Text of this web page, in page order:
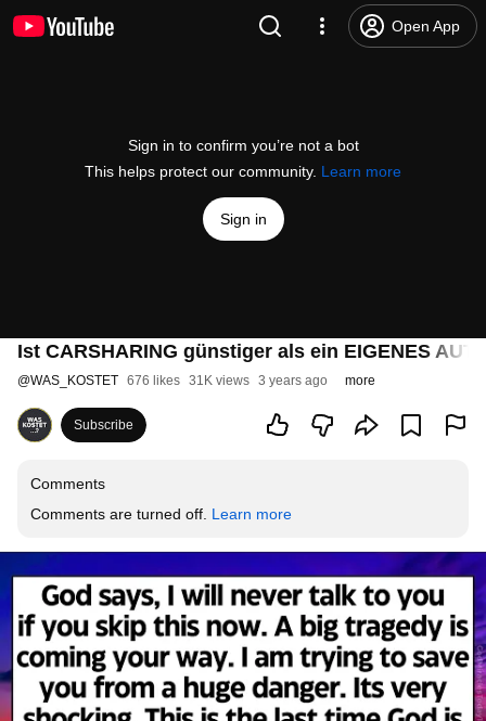
Open App
Sign in to confirm you’re not a bot
This helps protect our community. Learn more
Sign in
Ist CARSHARING günstiger als ein EIGENES
@WAS_KOSTET 676 likes 31K views 3 years ago more
Subscribe
Comments
Comments are turned off. Learn more